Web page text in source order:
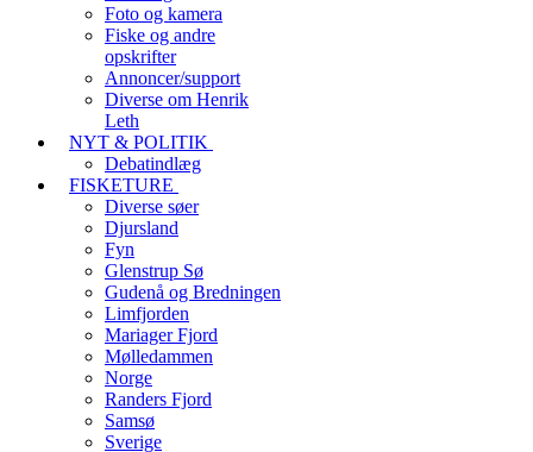
Foto og kamera
Fiske og andre
opskrifter
Annoncer/support
Diverse om Henrik
Leth
NYT & POLITIK
Debatindlæg
FISKETURE
Diverse søer
Djursland
Fyn
Glenstrup Sø
Gudenå og Bredningen
Limfjorden
Mariager Fjord
Mølledammen
Norge
Randers Fjord
Samsø
Sverige